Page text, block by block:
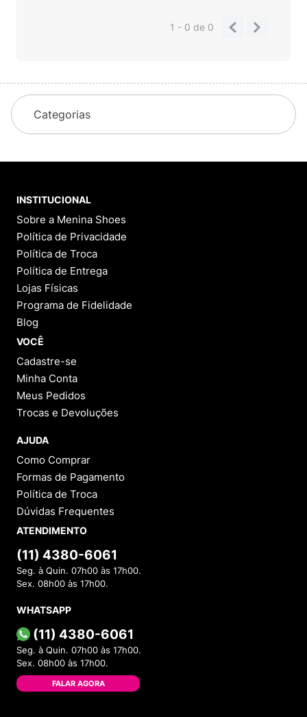
1 - 0de 0
Categorias
INSTITUCIONAL
Sobre a Menina Shoes
Política de Privacidade
Política de Troca
Política de Entrega
Lojas Físicas
Programa de Fidelidade
Blog
VOCÊ
Cadastre-se
Minha Conta
Meus Pedidos
Trocas e Devoluções
AJUDA
Como Comprar
Formas de Pagamento
Política de Troca
Dúvidas Frequentes
ATENDIMENTO
(11) 4380-6061
Seg. à Quin. 07h00 às 17h00.
Sex. 08h00 às 17h00.
WHATSAPP
(11) 4380-6061
Seg. à Quin. 07h00 às 17h00.
Sex. 08h00 às 17h00.
FALAR AGORA